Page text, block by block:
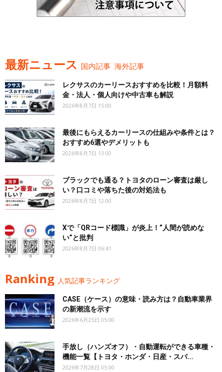
最新ニュース 国内記事 海外記事
レクサスのカーリースおすすめを比較！月額料
金・法人・個人向けや中古車も解説
2026年8月7日 15:00
最後にもらえるカーリースの仕組みや条件とは？
おすすめ6選やデメリットも
2026年8月7日 13:00
ブラックでも通る？トヨタのローン審査は厳し
い？口コミや落ちた後の対処法も
2026年8月7日 12:00
Xで「QRコード標識」が炎上！”人間が読めな
い”と批判
2026年8月7日 06:41
Ranking 人気記事ランキング
CASE（ケース）の意味・読み方は？自動車業界
の新潮流を示す
2026年6月25日 05:00
手放し（ハンズオフ）・自動運転ができる車種・
機能一覧【トヨタ・ホンダ・日産・スバ...
2026年7月28日 05:00